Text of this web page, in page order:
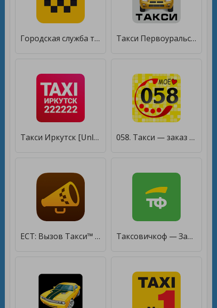
Городская служба такси 007 [Unlocked] Такси Первоуральска [Unlocked]
Такси Иркутск [Unlocked] 058. Такси — заказ онлайн. Любой р-н НПР и Дудинка [Unlocked]
ЕСТ: Вызов Такси™ [Unlocked] Таксовичкоф — Заказ такси [Unlocked]